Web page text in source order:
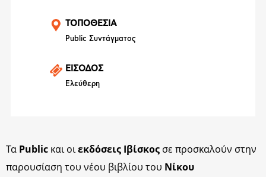
ΤΟΠΟΘΕΣΙΑ
Public Συντάγματος
ΕΙΣΟΔΟΣ
Ελεύθερη
Τα Public και οιεκδόσεις Ιβίσκος σε προσκαλούν στην
παρουσίαση του νέου βιβλίου του Νίκου